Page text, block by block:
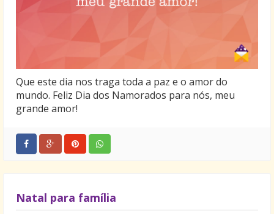
Que este dia nos traga toda a paz e o amor do
mundo. Feliz Dia dos Namorados para nós, meu
grande amor!
Natal para família